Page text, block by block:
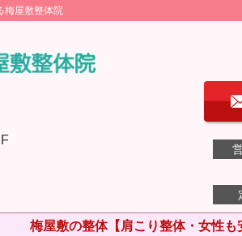
梅屋敷整体院
梅屋敷の整体【肩こり整体・女性も